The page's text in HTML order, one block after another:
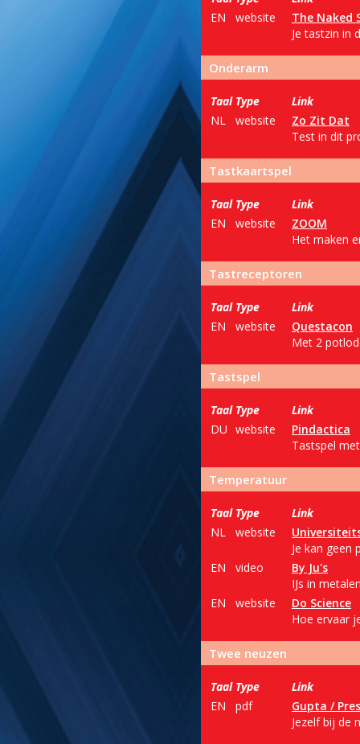
EN
website
The Naked
Je tastzin in
Onderarm
Taal Type
Link
NL
website
Zo Zit Dat
Test in dit
Tastkaartspel
Taal Type
Link
EN
website
ZOOM
Het maken
Tastreceptoren
Taal Type
Link
EN
website
Questacon
Met 2
Tastspel
Taal Type
Link
DU website
Pindactica
Tastspel
Temperatuur
Taal Type
Link
NL
website
Je kan geen
EN
video
By Ju's
IJs in
EN
website
Do Science
Hoe ervaar
Twee neuzen
Taal Type
Link
EN
pdf
Gupta /
Jezelf bij de